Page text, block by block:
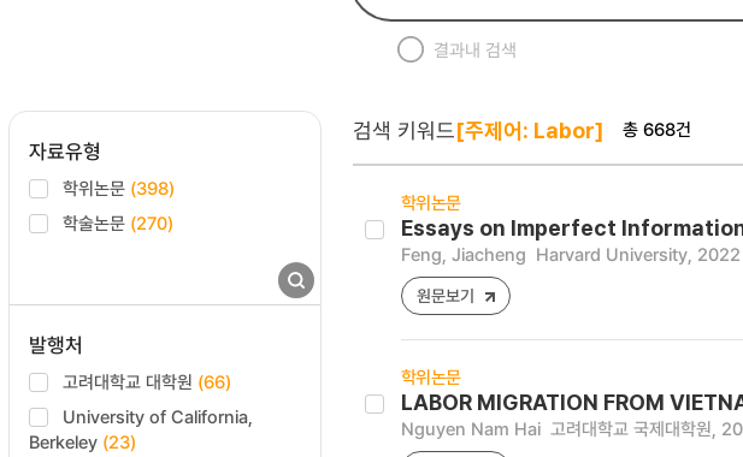
결과내 검색
자료유형
학위논문 (398)
학술논문 (270)
발행처
고려대학교 대학원 (66)
University of California,
Berkeley (23)
검색 키워드[주제어: Labor] 총 668건
학위논문
Essays on Imperfect
Feng, Jiacheng Harvard University, 2022
원문보기
학위논문
LABOR MIGRATION FROM
Nguyen Nam Hai 고려대학교 국제대학원,